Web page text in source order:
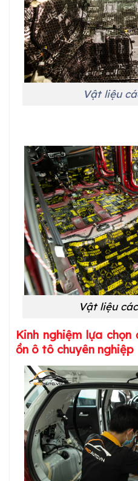
Vật liệu
Vật liệu
Kinh nghiệm lựa
ồn ô tô chuyên nghiệp